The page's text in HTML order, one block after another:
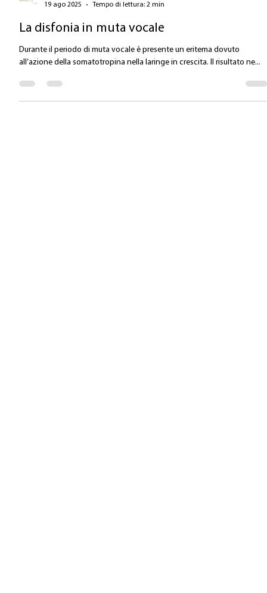
19 ago 2025
Tempo di lettura: 2 min